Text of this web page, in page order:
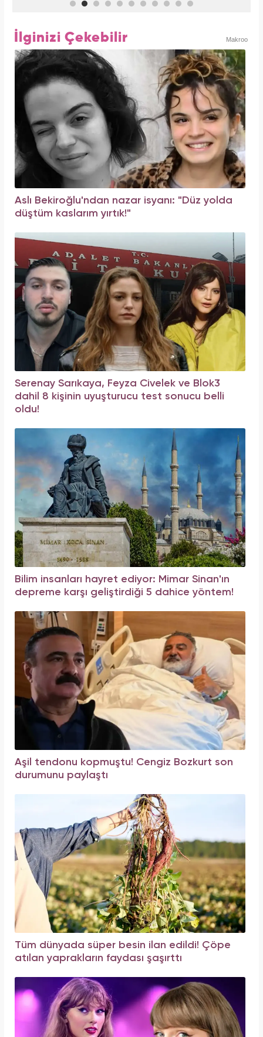
İlginizi Çekebilir Makroo
Aslı Bekiroğlu'ndan nazar isyanı: "Düz yolda
düştüm kaslarım yırtık!"
Serenay Sarıkaya, Feyza Civelek ve Blok3
dahil 8 kişinin uyuşturucu test sonucu belli
oldu!
Bilim insanları hayret ediyor: Mimar Sinan'ın
depreme karşı geliştirdiği 5 dahice yöntem!
Aşil tendonu kopmuştu! Cengiz Bozkurt son
durumunu paylaştı
Tüm dünyada süper besin ilan edildi! Çöpe
atılan yaprakların faydası şaşırttı